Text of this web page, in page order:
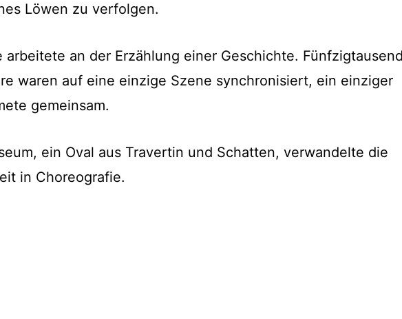
Löwen zu verfolgen.
arbeitete an der Erzählung einer Geschichte.
waren auf eine einzige Szene synchronisiert, ein einziger
gemeinsam.
ein Oval aus Travertin und Schatten, verwandelte die
in Choreografie.